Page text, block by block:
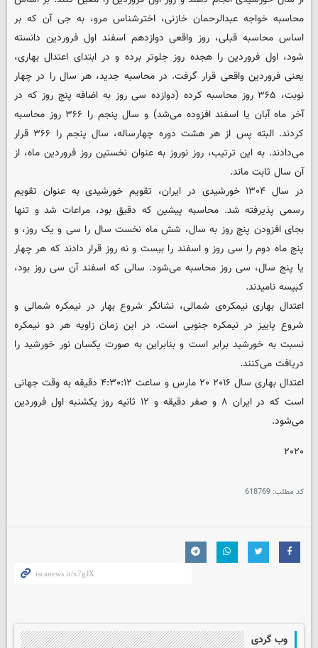
محاسبه خواجه عبدالرحمان خازنی، اخترشناس مرو، به جی آن که بر
اساس محاسبه قبلی، روز واقعی دوازدهم اسفند اول فروردین دانسته
شود، اول فروردین را هجده روز جلوتر برده و در ابتدای اعتدال بهاری،
یعنی فروردین واقعی قرار گرفت. در محاسبه جدید، هر سال را در چهار
نوبت، ۳۶۵ روز محاسبه کرده (دوازده سی روز به اضافه پنج روز که در
آخر ماه آبان یا اسفند افزوده می‌شد) و سال پنجم را ۳۶۶ روز محاسبه
کردند. البته پس از هر هشت دوره چهارساله، سال پنجم را ۳۶۶ قرار
می‌دادند. به این ترتیب، روز نوروز به عنوان نخستین روز فروردین ماه، از
آن سال ثابت ماند.
در سال ۱۳۰۴ خورشیدی در ایران، تقویم خورشیدی به عنوان تقویم
رسمی پذیرفته شد. محاسبه پیشین که دقیق بود، مراعات شد و تنها
بجای افزودن پنج روز به سال، شش ماه نخست سال را سی و یک روز، و
پنج ماه دوم را سی روز و اسفند را بیست و نه روز قرار دادند که هر چهار
یا پنج سال، سی روز محاسبه می‌شود. سالی که اسفند آن سی روز بود،
کبیسه نامیدند.
اعتدال بهاری نیمکره‌ی شمالی، نشانگر شروع بهار در نیمکره‌ شمالی و
شروع پاییز در نیمکره‌ جنوبی است. در این زمان زاویه‌ هر دو نیمکره
نسبت به خورشید برابر است و بنابراین به صورت یکسان نور خورشید را
دریافت می‌کنند.
اعتدال بهاری سال ۲۰۱۶ ۲۰ مارس و ساعت ۴:۳۰:۱۲ دقیقه به وقت جهانی
است که در ایران ۸ و صفر دقیقه و ۱۲ ثانیه روز یکشنبه اول فروردین
می‌شود.
۲۰۲۰
کد مطلب: 618769
وب گردی